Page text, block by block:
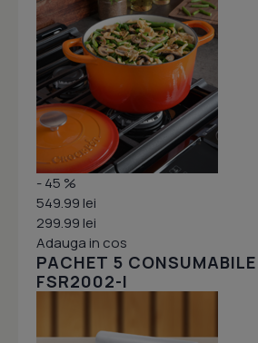
- 45 %
549.99 lei
299.99 lei
Adauga in cos
PACHET 5
FSR2002-I